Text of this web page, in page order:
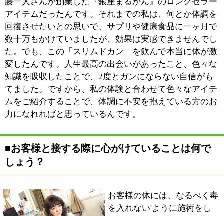
数字が苦手な私ではありますが、経済に関すること以外
は色々なことを勉強して、お休みの日も講習会などに参
加しています。「スリムドカン」に出会ってまだ体調が
すぐれない頃 でも、サロンのお客様にお分けするため
に6時間におよぶ講習を受けたんですよ（苦笑）。そん
な私の知識や考え方をお伝えすること、また、心に悩み
を抱えた方の気持ちを解放してさしあげること。そし
て、ご自分自身をアピールしていただく場として月に一
度、お茶会を開催しています。三大陸ハーブ茶と呼ばれ
る「Jasons Winters Tea（ジェイソン・ウィンター・ティ
ー）」を飲みながら茶葉を使ったパワーディナーを召し
上がって頂き、各社各人色々な商品、情報、特技を交換
交流しています。 スピリチュアル系のお好きな方にも
回プレゼントしています。
会費1000円でお子様連れもOK。午後7時からのスタート
なので、会社帰りの方にもお立ち寄りいただけると思い
ます。皆さんそれぞれにお名刺を交換したり、ご自分が
になりますので、参加をご希望の方はお電話にてお問い
合わせください。